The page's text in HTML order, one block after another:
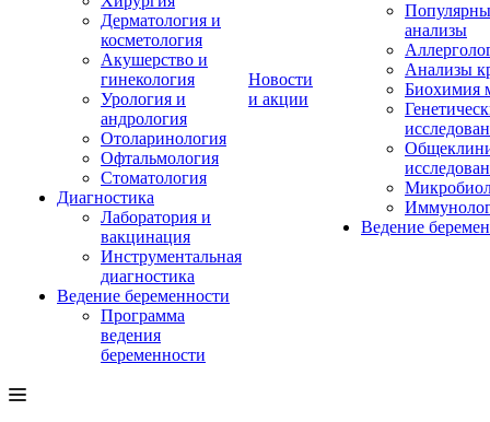
Дерматология и
косметология
Акушерство и
гинекология
Урология и
андрология
Отоларинология
Офтальмология
Стоматология
Диагностика
Лаборатория и
вакцинация
Инструментальная
диагностика
Ведение беременности
Программа
ведения
беременности
Новости
и акции
анализы
Анализы
Биохимия
Ведение